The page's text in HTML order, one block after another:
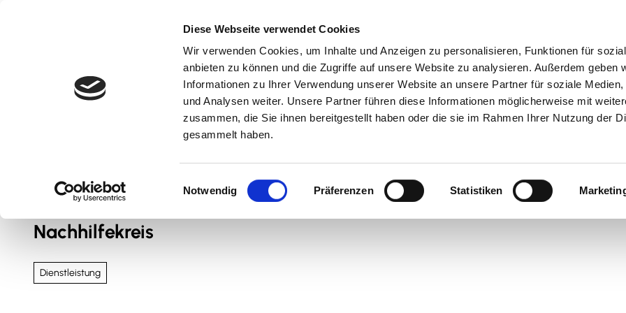
Diese Webseite verwendet Cookies
Wir verwenden Cookies, um Inhalte und Anzeigen zu personalisieren, Funktionen für
anbieten zu können und die Zugriffe auf unsere Website zu analysieren. Außerdem geben
Informationen zu Ihrer Verwendung unserer Website an unsere Partner für soziale Medien,
und Analysen weiter. Unsere Partner führen diese Informationen möglicherweise mit
zusammen, die Sie ihnen bereitgestellt haben oder die sie im Rahmen Ihrer Nutzung der
gesammelt haben.
i
Notwendig Präferenzen Statistiken
Kultur & Erlebnis Kulinarik & Genuss Suche Veranstaltungen
Nachhilfekreis
Dienstleistung